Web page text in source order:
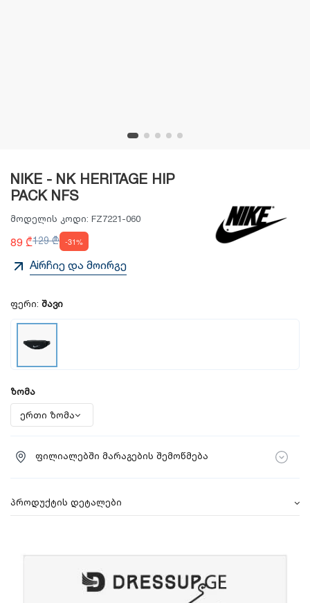
NIKE - NK HERITAGE HIP
PACK NFS
მოდელის კოდი: FZ7221-060
89 ₾129 ₾ -31%
Aiრჩიე და მოირგე
ფერი: შავი
ზომა
ფილიალებში მარაგების შემოწმება
პროდუქტის დეტალები